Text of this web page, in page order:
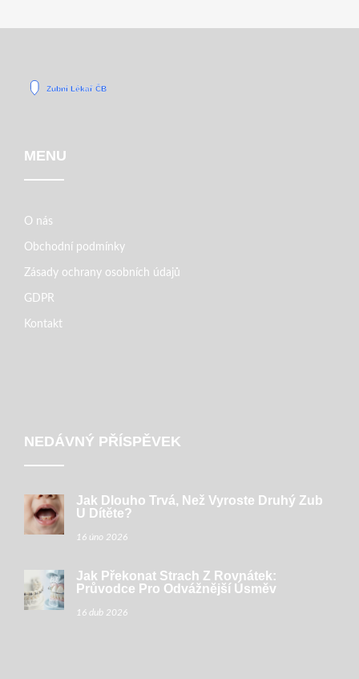
MENU
O nás
Obchodní podmínky
Zásady ochrany osobních údajů
GDPR
Kontakt
NEDÁVNÝ PŘÍSPĚVEK
Jak Dlouho Trvá, Než Vyroste Druhý Zub
U Dítěte?
16 úno 2026
Jak Překonat Strach Z Rovnátek:
Průvodce Pro Odvážnější Úsměv
16 dub 2026